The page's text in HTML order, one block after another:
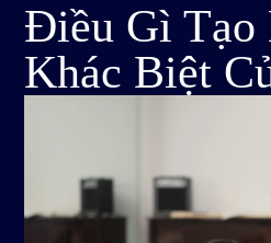
Điều Gì Tạo
Khác Biệt